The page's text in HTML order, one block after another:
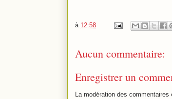
à 12:58
Aucun commentaire:
Enregistrer un
La modération des